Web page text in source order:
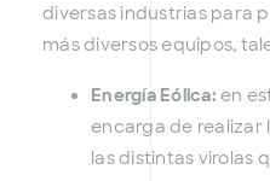
diversas industrias para
más diversos equipos,
Energía Eólica: en
encarga de realizar
las distintas virolas